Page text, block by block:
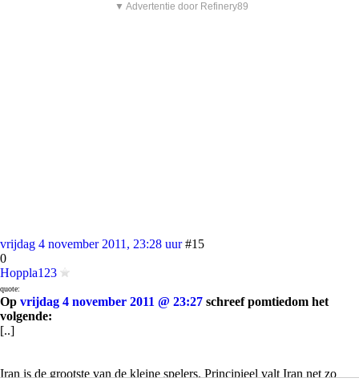
▼ Advertentie door Refinery89
vrijdag 4 november 2011, 23:28 uur #15
0
Hoppla123
quote:
Op vrijdag 4 november 2011 @ 23:27 schreef pomtiedom het
volgende:
[..]
Iran is de grootste van de kleine spelers. Principieel valt Iran net zo